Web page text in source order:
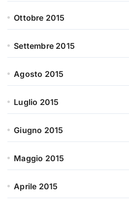
Ottobre 2015
Settembre 2015
Agosto 2015
Luglio 2015
Giugno 2015
Maggio 2015
Aprile 2015